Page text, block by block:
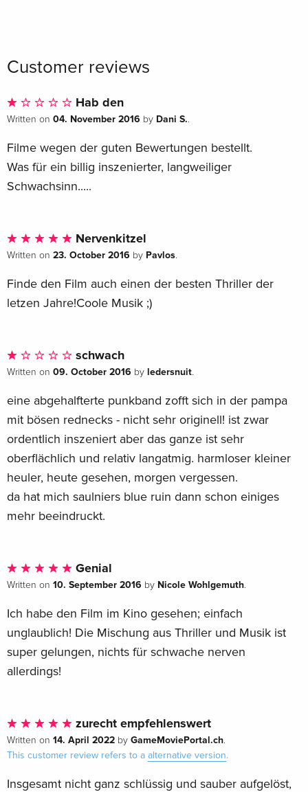
Customer reviews
Hab den
Written on 04. November 2016 by Dani S..
Filme wegen der guten Bewertungen bestellt.
Was für ein billig inszenierter, langweiliger
Schwachsinn.....
Nervenkitzel
Written on 23. October 2016 by Pavlos.
Finde den Film auch einen der besten Thriller der
letzen Jahre!Coole Musik ;)
schwach
Written on 09. October 2016 by ledersnuit.
eine abgehalfterte punkband zofft sich in der pampa
mit bösen rednecks - nicht sehr originell! ist zwar
ordentlich inszeniert aber das ganze ist sehr
oberflächlich und relativ langatmig. harmloser kleiner
heuler, heute gesehen, morgen vergessen.
da hat mich saulniers blue ruin dann schon einiges
mehr beeindruckt.
Genial
Written on 10. September 2016 by Nicole Wohlgemuth.
Ich habe den Film im Kino gesehen; einfach
unglaublich! Die Mischung aus Thriller und Musik ist
super gelungen, nichts für schwache nerven
allerdings!
zurecht empfehlenswert
Written on 14. April 2022 by GameMoviePortal.ch.
This customer review refers to a alternative version.
Insgesamt nicht ganz schlüssig und sauber aufgelöst,